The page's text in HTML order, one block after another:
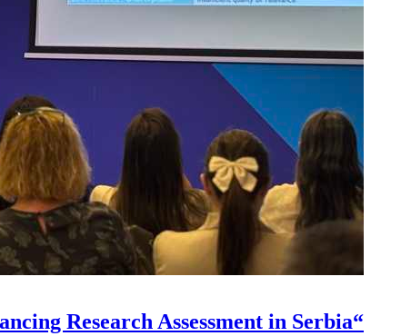
Research Assessment in Serbia“